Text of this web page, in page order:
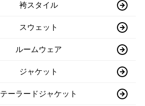
袴スタイル
スウェット
ルームウェア
ジャケット
テーラードジャケット